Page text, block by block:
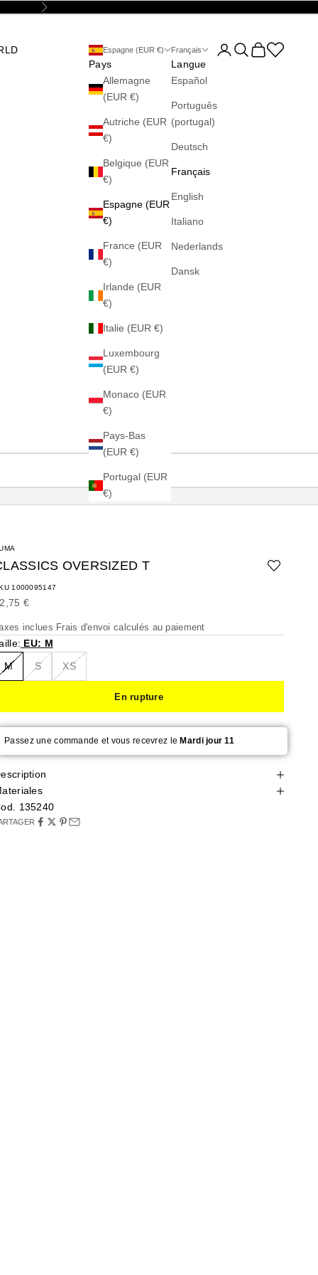
Suivant
Espagne (EUR €)
Pays
Allemagne
(EUR €)
Autriche (EUR
€)
Belgique (EUR
€)
Espagne (EUR
€)
France (EUR
€)
Irlande (EUR
€)
Italie (EUR €)
Luxembourg
(EUR €)
Monaco (EUR
€)
Pays-Bas
(EUR €)
Portugal (EUR
€)
Français
Langue
Español
Português
(portugal)
Deutsch
Français
English
Italiano
Nederlands
Dansk
Ouvrir le compte
Ouvrir la
Voir le panier
Abrir la
OVERSIZED T
1000095147
de vente
€
inclues Frais d'envoi calculés au paiement
EU: M
M S XS
En rupture
Passez une commande et vous recevrez le Mardi jour 11
135240